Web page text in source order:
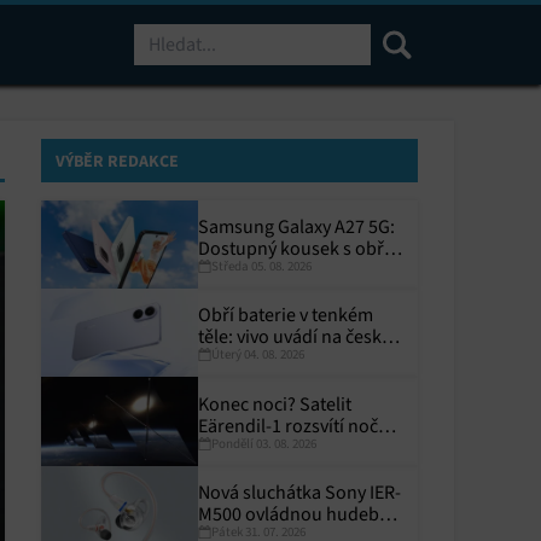
VÝBĚR REDAKCE
Samsung Galaxy A27 5G:
Dostupný kousek s obřím
displejem
Středa 05. 08. 2026
Obří baterie v tenkém
těle: vivo uvádí na český
trh V70 Lite 5G
Úterý 04. 08. 2026
Konec noci? Satelit
Eärendil-1 rozsvítí noční
Zemi
Pondělí 03. 08. 2026
Nová sluchátka Sony IER-
M500 ovládnou hudební
pódia!
Pátek 31. 07. 2026